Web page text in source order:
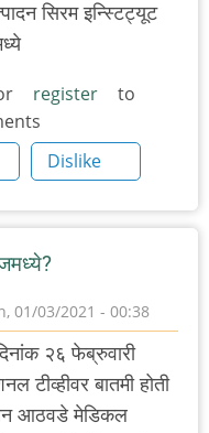
सिरम इन्स्टिट्यूट
register
to
Dislike
01/03/2021 - 00:38
२६ फेब्रुवारी
टीव्हीवर बातमी होती
आठवडे मेडिकल